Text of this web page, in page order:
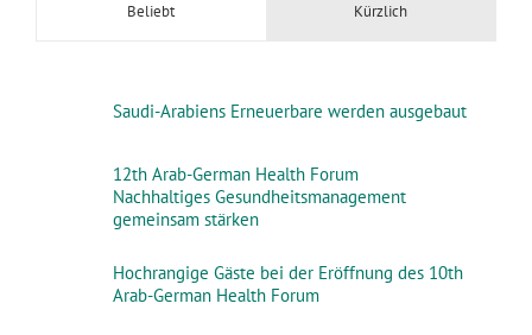
Beliebt Kürzlich
Saudi-Arabiens Erneuerbare werden ausgebaut
12th Arab-German Health Forum
Nachhaltiges Gesundheitsmanagement
gemeinsam stärken
Hochrangige Gäste bei der Eröffnung des 10th
Arab-German Health Forum